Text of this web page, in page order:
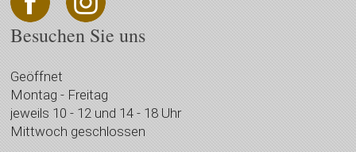
Besuchen Sie uns
Geöffnet
Montag - Freitag
jeweils 10 - 12 und 14 - 18 Uhr
Mittwoch geschlossen